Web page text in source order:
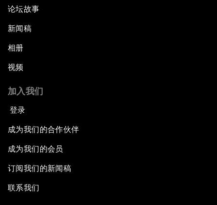
论坛故事
新闻稿
相册
视频
加入我们
登录
成为我们的合作伙伴
成为我们的会员
订阅我们的新闻稿
联系我们